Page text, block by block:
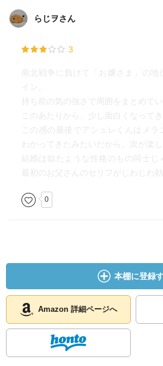
らじヲさん
3
南北戦争に負けて「お嬢さま」の地
イン。
持ち前の気の強さで周囲をまとめてい
このあたりから、少し面白くなってき
この感の最後でアシュレくんはメラ
わかってきたみたいだから、次が楽し
結婚は似たような性格のもの同士じ
最初のお父さんのセリフがじわじわ
0
本棚に登録
Amazon 詳細ページへ